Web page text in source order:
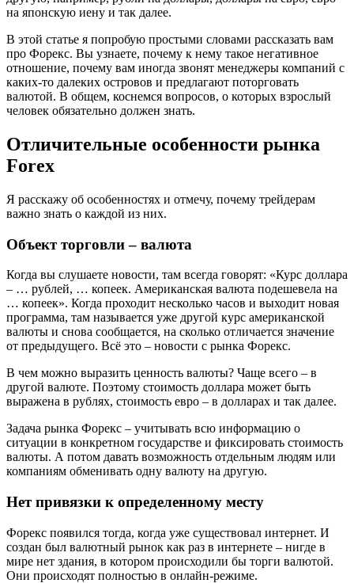
на японскую иену и так далее.
В этой статье я попробую простыми словами рассказать вам
про Форекс. Вы узнаете, почему к нему такое негативное
отношение, почему вам иногда звонят менеджеры компаний с
каких-то далеких островов и предлагают поторговать
валютой. В общем, коснемся вопросов, о которых взрослый
человек обязательно должен знать.
Отличительные особенности рынка
Forex
Я расскажу об особенностях и отмечу, почему трейдерам
важно знать о каждой из них.
Объект торговли – валюта
Когда вы слушаете новости, там всегда говорят: «Курс доллара
– … рублей, … копеек. Американская валюта подешевела на
… копеек». Когда проходит несколько часов и выходит новая
программа, там называется уже другой курс американской
валюты и снова сообщается, на сколько отличается значение
от предыдущего. Всё это – новости с рынка Форекс.
В чем можно выразить ценность валюты? Чаще всего – в
другой валюте. Поэтому стоимость доллара может быть
выражена в рублях, стоимость евро – в долларах и так далее.
Задача рынка Форекс – учитывать всю информацию о
ситуации в конкретном государстве и фиксировать стоимость
валюты. А потом давать возможность отдельным людям или
компаниям обменивать одну валюту на другую.
Нет привязки к определенному месту
Форекс появился тогда, когда уже существовал интернет. И
создан был валютный рынок как раз в интернете – нигде в
мире нет здания, в котором происходили бы торги валютой.
Они происходят полностью в онлайн-режиме.